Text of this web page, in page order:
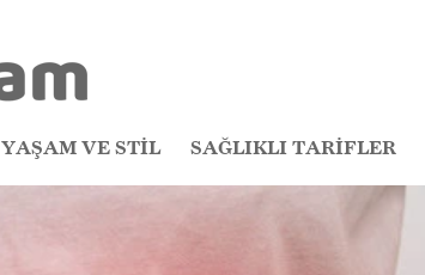
YAŞAM VE STİL SAĞLIKLI TARİFLER